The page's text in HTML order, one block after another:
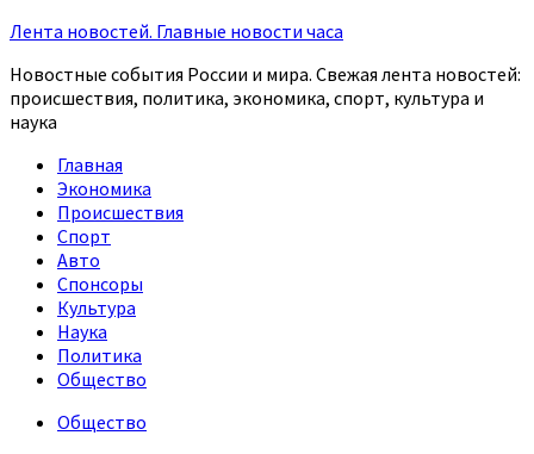
Лента новостей. Главные новости часа
Новостные события России и мира. Свежая лента новостей:
происшествия, политика, экономика, спорт, культура и
наука
Главная
Экономика
Происшествия
Спорт
Авто
Спонсоры
Культура
Наука
Политика
Общество
Общество